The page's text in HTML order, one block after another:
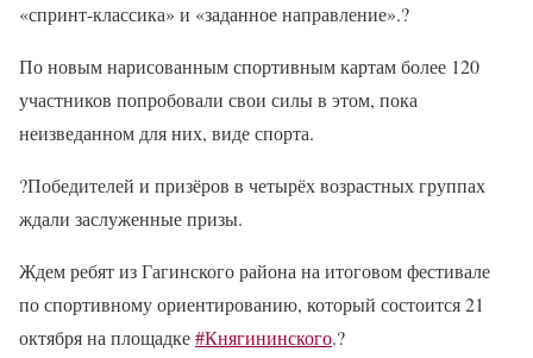
«спринт-классика» и «заданное направление».?
По новым нарисованным спортивным картам более 120
участников попробовали свои силы в этом, пока
неизведанном для них, виде спорта.
?Победителей и призёров в четырёх возрастных группах
ждали заслуженные призы.
Ждем ребят из Гагинского района на итоговом фестивале
по спортивному ориентированию, который состоится 21
октября на площадке#Княгининского.?